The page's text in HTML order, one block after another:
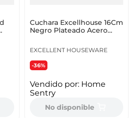
Cuchara Excellhouse 16Cm
Negro Plateado Acero
EXCELLENT HOUSEWARE
-36%
Vendido por: Home
Sentry
No disponible